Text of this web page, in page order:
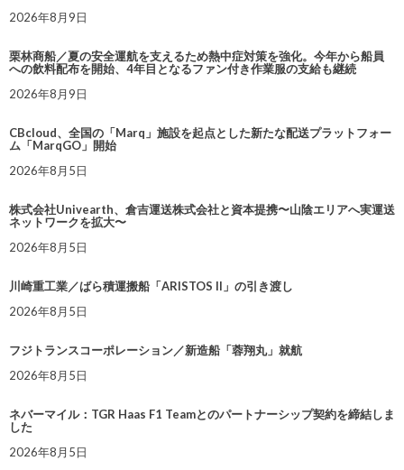
2026年8月9日
栗林商船／夏の安全運航を支えるため熱中症対策を強化。今年から船員
への飲料配布を開始、4年目となるファン付き作業服の支給も継続
2026年8月9日
CBcloud、全国の「Marq」施設を起点とした新たな配送プラットフォー
ム「MarqGO」開始
2026年8月5日
株式会社Univearth、倉吉運送株式会社と資本提携〜山陰エリアへ実運送
ネットワークを拡大〜
2026年8月5日
川崎重工業／ばら積運搬船「ARISTOS II」の引き渡し
2026年8月5日
フジトランスコーポレーション／新造船「蓉翔丸」就航
2026年8月5日
ネバーマイル：TGR Haas F1 Teamとのパートナーシップ契約を締結しま
した
2026年8月5日